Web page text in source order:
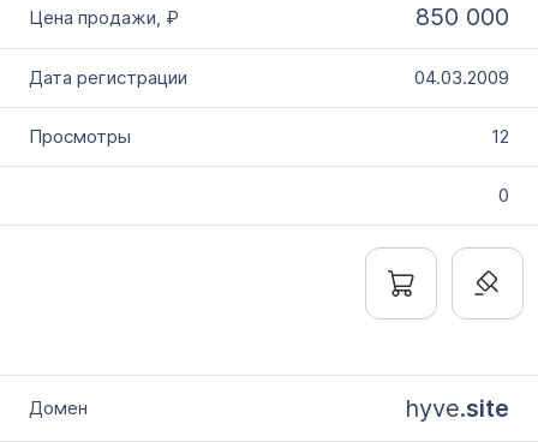
850 000
04.03.2009
12
0
hyve.site